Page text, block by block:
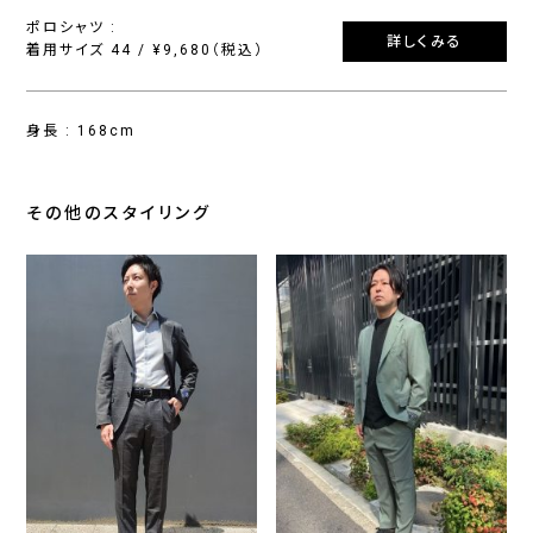
ポロシャツ :
着用サイズ 44 / ¥9,680（税込）
詳しくみる
身長 : 168cm
その他のスタイリング